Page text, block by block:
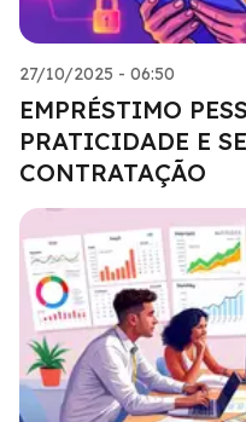
27/10/2025 - 06:50
EMPRÉSTIMO
PRATICIDADE E
CONTRATAÇÃO